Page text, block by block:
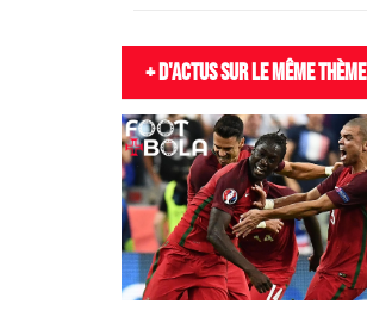
+ D'actus sur le même thème